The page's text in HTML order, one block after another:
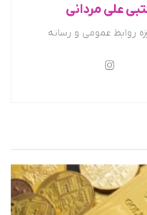
علی مردانی
روابط عمومی و رسانه